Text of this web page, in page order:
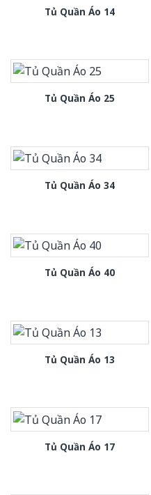
Tủ Quần Áo 14
Tủ Quần Áo 25
Tủ Quần Áo 34
Tủ Quần Áo 40
Tủ Quần Áo 13
Tủ Quần Áo 17